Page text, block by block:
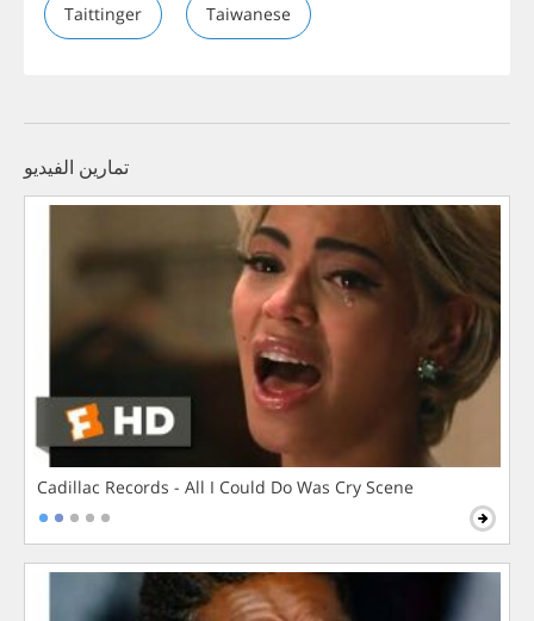
Taittinger Taiwanese
تمارين الفيديو
Cadillac Records - All I Could Do Was Cry Scene